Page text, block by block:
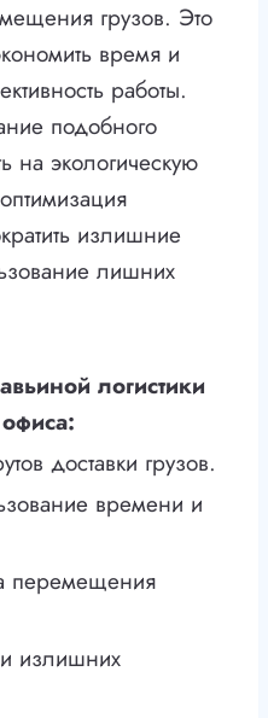
грузов. Это
время и
работы.
подобного
на экологическую
излишние
лишних
логистики
доставки грузов.
времени и
перемещения
излишних